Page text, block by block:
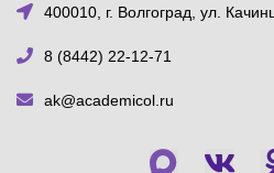
400010, г. Волгоград, ул.
8 (8442) 22-12-71
ak@academicol.ru